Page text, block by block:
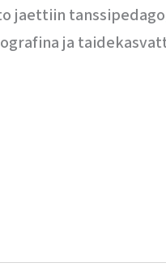
jaettiin
ja